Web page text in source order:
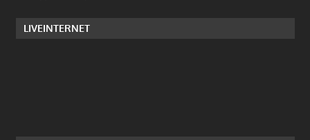
LIVEINTERNET